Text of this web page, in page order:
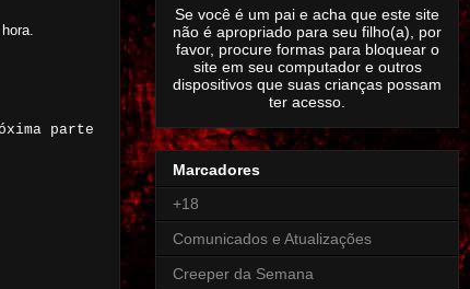
parte
Se você é um pai e acha que este site
não é apropriado para seu filho(a), por
favor, procure formas para bloquear o
site em seu computador e outros
dispositivos que suas crianças possam
ter acesso.
Marcadores
+18
Comunicados e Atualizações
Creeper da Semana